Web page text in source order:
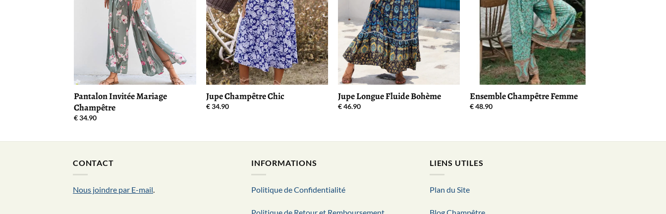
Pantalon Invitée Mariage
Champêtre
€34.90
Jupe Champêtre Chic
€34.90
Jupe Longue Fluide Bohème
€46.90
Ensemble Champêtre Femme
€48.90
CONTACT
Nous joindre par E-mail.
INFORMATIONS
Politique de Confidentialité
LIENS UTILES
Plan du Site